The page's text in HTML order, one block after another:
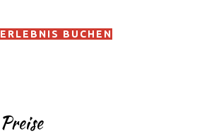
ERLEBNIS BUCHEN
Preise